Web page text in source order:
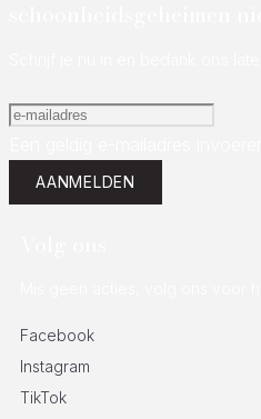
Een geldig e-mailadres invoeren.
AANMELDEN
Facebook
Instagram
TikTok